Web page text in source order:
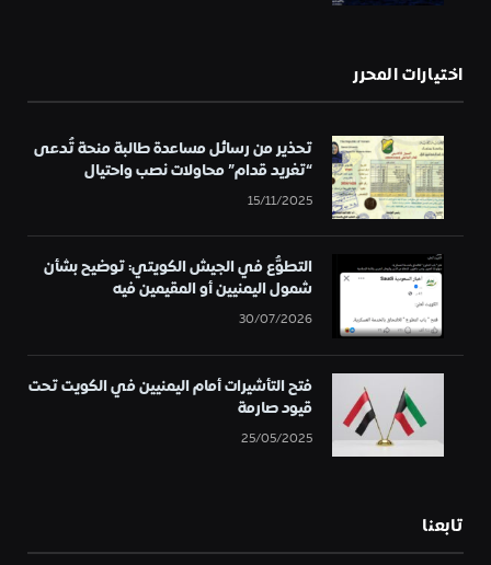
اختيارات المحرر
تحذير من رسائل مساعدة طالبة منحة تُدعى
“تغريد قدام” محاولات نصب واحتيال
15/11/2025
التطوُّع في الجيش الكويتي: توضيح بشأن
شمول اليمنيين أو المقيمين فيه
30/07/2026
فتح التأشيرات أمام اليمنيين في الكويت تحت
قيود صارمة
25/05/2025
تابعنا